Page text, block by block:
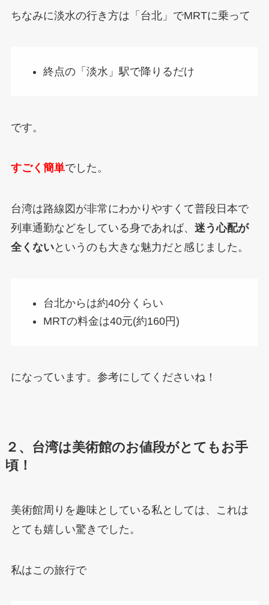
ちなみに淡水の行き方は「台北」でMRTに乗って
終点の「淡水」駅で降りるだけ
です。
すごく簡単でした。
台湾は路線図が非常にわかりやすくて普段日本で
列車通勤などをしている身であれば、 迷う心配が
全くないというのも大きな魅力だと感じました。
台北からは約40分くらい
MRTの料金は40元(約160円)
になっています。参考にしてくださいね！
２、台湾は美術館のお値段がとてもお手
頃！
美術館周りを趣味としている私としては、これは
とても嬉しい驚きでした。
私はこの旅行で